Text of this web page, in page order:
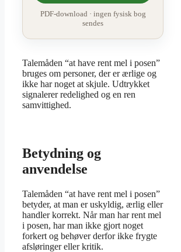
PDF-download · ingen fysisk bog
sendes
Talemåden “at have rent mel i posen”
bruges om personer, der er ærlige og
ikke har noget at skjule. Udtrykket
signalerer redelighed og en ren
samvittighed.
Betydning og
anvendelse
Talemåden “at have rent mel i posen”
betyder, at man er uskyldig, ærlig eller
handler korrekt. Når man har rent mel
i posen, har man ikke gjort noget
forkert og behøver derfor ikke frygte
afsløringer eller kritik.